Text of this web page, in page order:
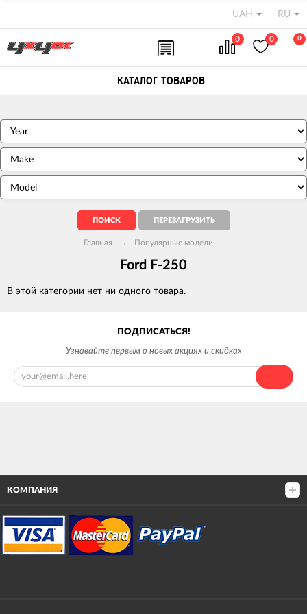
UAH RU
0 0 0
КАТАЛОГ ТОВАРОВ
Главная Популярные модели
Ford F-250
В этой категории нет ни одного товара.
ПОДПИСАТЬСЯ!
Узнавайте первым о новых акциях и скидках
КОМПАНИЯ